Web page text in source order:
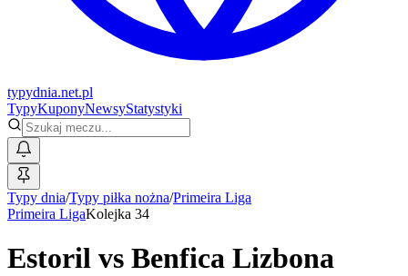
typydnia.net.pl
TypyKuponyNewsyStatystyki
Typy dnia/Typy piłka nożna/Primeira Liga
Primeira LigaKolejka 34
Estoril vs Benfica Lizbona